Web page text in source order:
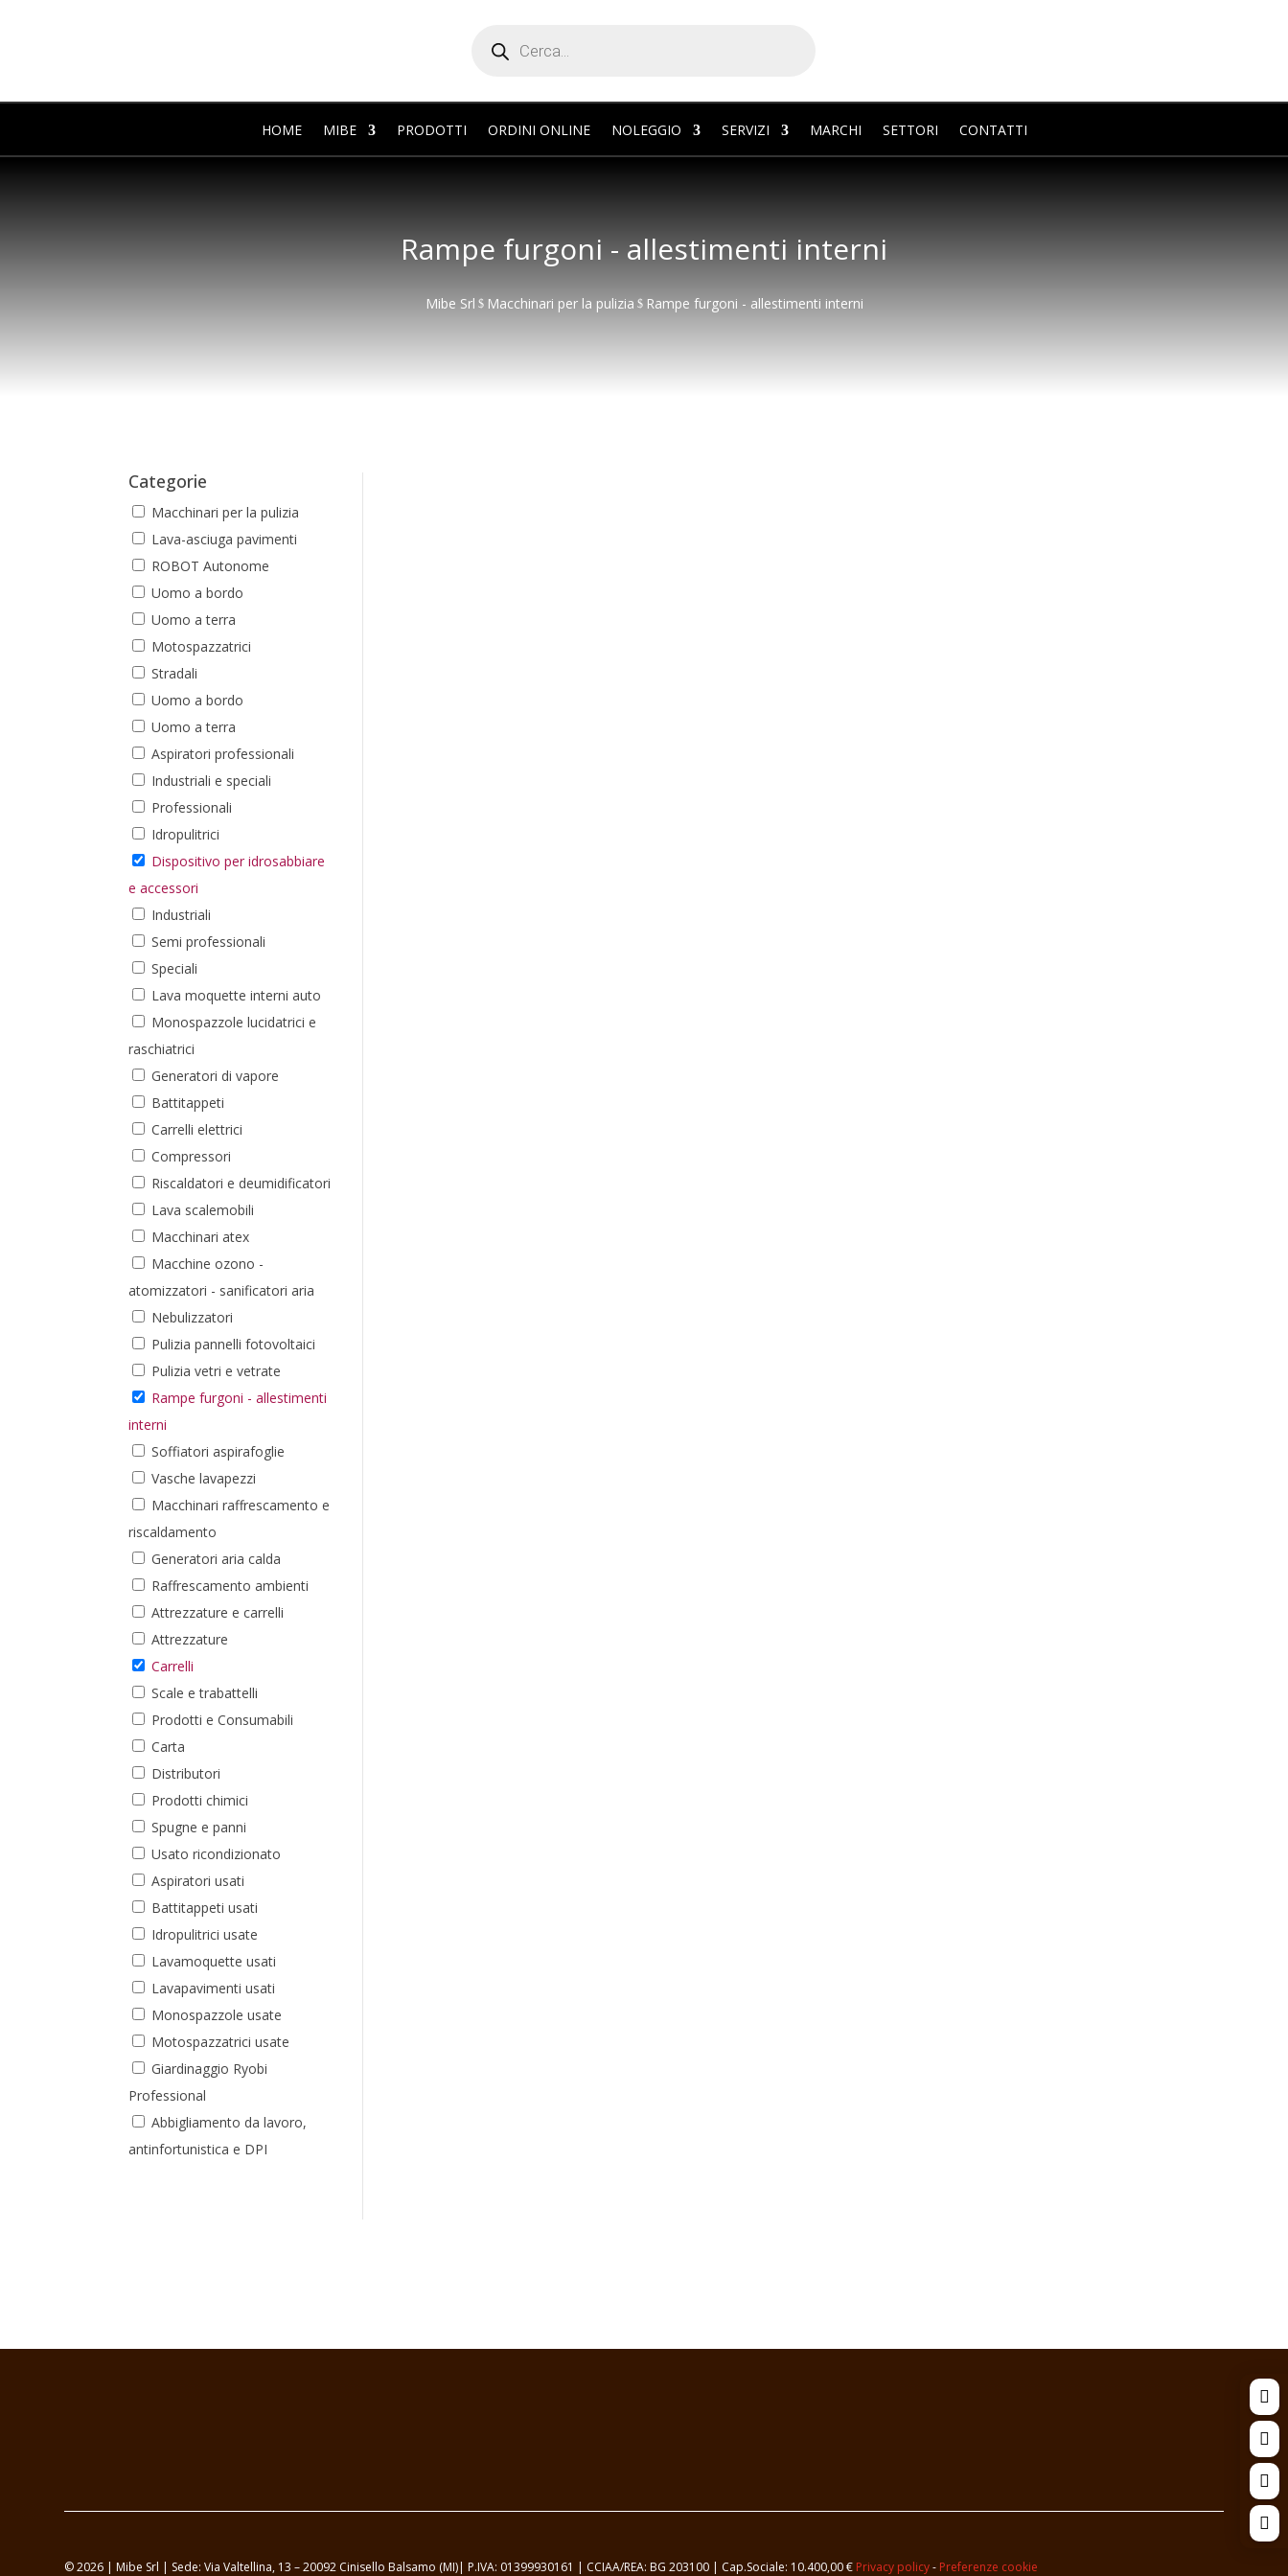
search
HOME MIBE PRODOTTI ORDINI ONLINE NOLEGGIO SERVIZI MARCHI SETTORI CONTATTI
Rampe furgoni - allestimenti interni
Mibe Srl $ Macchinari per la pulizia $ Rampe furgoni - allestimenti interni
Categorie
Macchinari per la pulizia
Lava-asciuga pavimenti
ROBOT Autonome
Uomo a bordo
Uomo a terra
Motospazzatrici
Stradali
Uomo a bordo
Uomo a terra
Aspiratori professionali
Industriali e speciali
Professionali
Idropulitrici
Dispositivo per idrosabbiare
e accessori
Industriali
Semi professionali
Speciali
Lava moquette interni auto
Monospazzole lucidatrici e
raschiatrici
Generatori di vapore
Battitappeti
Carrelli elettrici
Compressori
Riscaldatori e deumidificatori
Lava scalemobili
Macchinari atex
Macchine ozono -
atomizzatori - sanificatori aria
Nebulizzatori
Pulizia pannelli fotovoltaici
Pulizia vetri e vetrate
Rampe furgoni - allestimenti
interni
Soffiatori aspirafoglie
Vasche lavapezzi
Macchinari raffrescamento e
riscaldamento
Generatori aria calda
Raffrescamento ambienti
Attrezzature e carrelli
Attrezzature
Carrelli
Scale e trabattelli
Prodotti e Consumabili
Carta
Distributori
Prodotti chimici
Spugne e panni
Usato ricondizionato
Aspiratori usati
Battitappeti usati
Idropulitrici usate
Lavamoquette usati
Lavapavimenti usati
Monospazzole usate
Motospazzatrici usate
Giardinaggio Ryobi
Professional
Abbigliamento da lavoro,
antinfortunistica e DPI
© 2026 | Mibe Srl | Sede: Via Valtellina, 13 – 20092 Cinisello Balsamo (MI)| P.IVA: 01399930161 | CCIAA/REA: BG 203100 | Cap.Sociale: 10.400,00 € Privacy policy- Preferenze cookie



